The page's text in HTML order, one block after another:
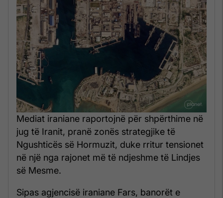
Mediat iraniane raportojnë për shpërthime në
jug të Iranit, pranë zonës strategjike të
Ngushticës së Hormuzit, duke rritur tensionet
në një nga rajonet më të ndjeshme të Lindjes
së Mesme.
Sipas agjencisë iraniane Fars, banorët e